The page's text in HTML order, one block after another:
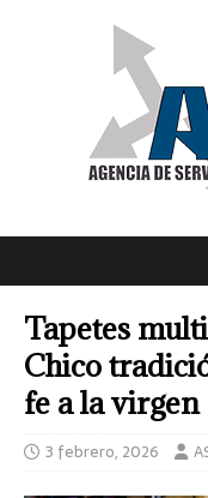
Tapetes
Chico
fe a la
3 febrero, 2026